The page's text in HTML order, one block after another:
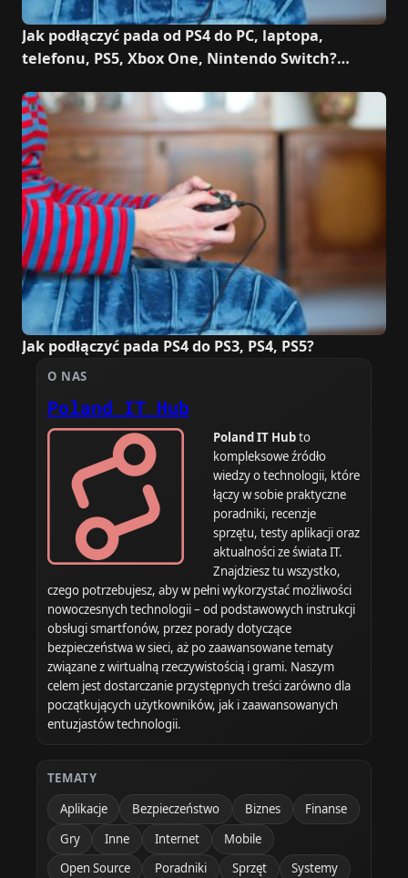
Jak podłączyć pada od PS4 do PC, laptopa,
telefonu, PS5, Xbox One, Nintendo Switch?
Jak podłączyć pada PS4 do PS3, PS4, PS5?
O NAS
Poland IT Hub
Poland IT Hubto
kompleksowe źródło
wiedzy o technologii, które
łączy w sobie praktyczne
poradniki, recenzje
sprzętu, testy aplikacji oraz
aktualności ze świata IT.
Znajdziesz tu wszystko,
czego potrzebujesz, aby w pełni wykorzystać możliwości
nowoczesnych technologii – od podstawowych instrukcji
obsługi smartfonów, przez porady dotyczące
bezpieczeństwa w sieci, aż po zaawansowane tematy
związane z wirtualną rzeczywistością i grami. Naszym
celem jest dostarczanie przystępnych treści zarówno dla
początkujących użytkowników, jak i zaawansowanych
entuzjastów technologii.
TEMATY
Aplikacje
Bezpieczeństwo Biznes
Finanse
Gry
Inne Internet
Mobile
Open Source
Poradniki Sprzęt Systemy